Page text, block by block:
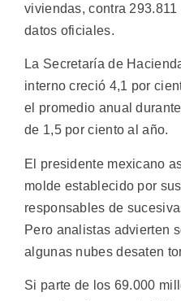
viviendas, contra
datos oficiales.
La Secretaría de
interno creció 4,1 por
el promedio anual
de 1,5 por ciento al año.
El presidente mexicano
molde establecido por
responsables de
Pero analistas advierten
algunas nubes desaten
Si parte de los 69.000